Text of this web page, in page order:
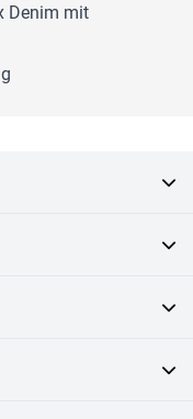
Denim mit